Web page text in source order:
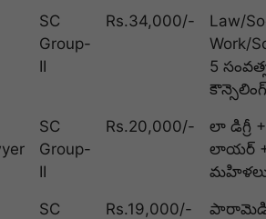
SC
Group-
II
Rs.34,000/-
Law/
Work/
5
SC
Group-
II
Rs.20,000/-
లా డిగ్రీ
లాయర్ +
SC
Rs.19,000/-